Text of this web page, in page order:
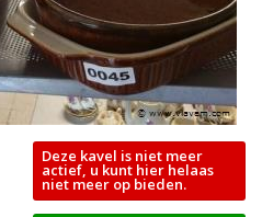
Deze kavel is niet meer
actief, u kunt hier helaas
niet meer op bieden.